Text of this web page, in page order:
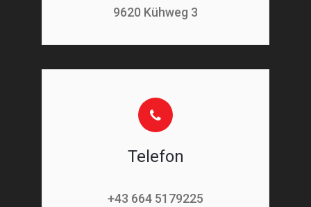
9620 Kühweg 3
Telefon
+43 664 5179225